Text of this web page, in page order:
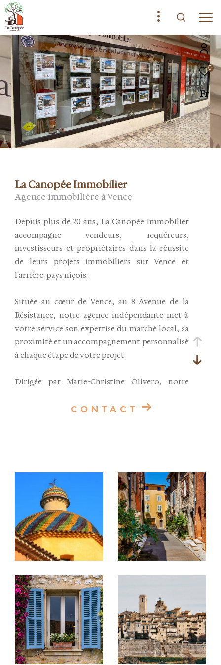
0
Fr
La Canopée Immobilier
Agence immobilière à Vence
Depuis plus de 20 ans, La Canopée Immobilier
accompagne vendeurs, acquéreurs,
investisseurs et propriétaires dans la réussite
de leurs projets immobiliers sur Vence et
l'arrière-pays niçois.
Située au cœur de Vence, au 8 Avenue de la
Résistance, notre agence indépendante met à
votre service son expertise du marché local, sa
proximité et un accompagnement personnalisé
à chaque étape de votre projet.
Dirigée par Marie-Christine Olivero, notre
disponibilité et bonne humeur pour vous
Transaction immobilière
Spécialistes de la vente de villas, maisons,
appartements, terrains et biens de caractère,
nous intervenons principalement sur les
secteurs de Vence, Tourrettes-sur-Loup, Saint-
Jeannet, Gattières, Saint-Paul-de-Vence, La
Colle-sur-Loup, La Gaude et leurs environs.
Grâce à notre parfaite connaissance du marché
local et à une stratégie de commercialisation
adaptée à chaque bien, nous mettons tout en
œuvre pour valoriser votre patrimoine et vous
CONTACT